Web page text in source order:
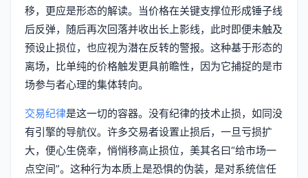
移，更应是形态的解读。当价格在关键支撑位形成锤子线
后反弹，随后再次回落并收出长上影线，此时即便未触及
预设止损位，也应视为潜在反转的警报。这种基于形态的
离场，比单纯的价格触发更具前瞻性，因为它捕捉的是市
场参与者心理的集体转向。
交易纪律是这一切的容器。没有纪律的技术止损，如同没
有引擎的导航仪。许多交易者设置止损后，一旦亏损扩
大，便心生侥幸，悄悄移高止损位，美其名曰“给市场一
点空间”。这种行为本质上是恐惧的伪装，是对系统信任